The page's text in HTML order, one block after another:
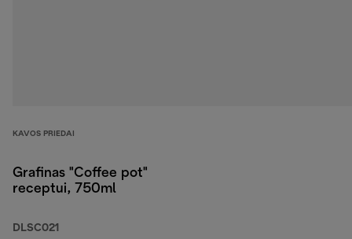
KAVOS PRIEDAI
Grafinas "Coffee pot"
receptui, 750ml
DLSC021